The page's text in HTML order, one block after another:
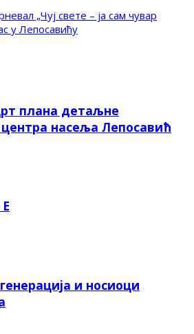
„Чуј свете – ја сам чувар
у Лепосавићу
плана детаљне
насеља Лепосавић
и носиоци